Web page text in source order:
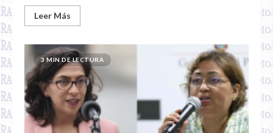
Leer Más
3 MIN DE LECTURA